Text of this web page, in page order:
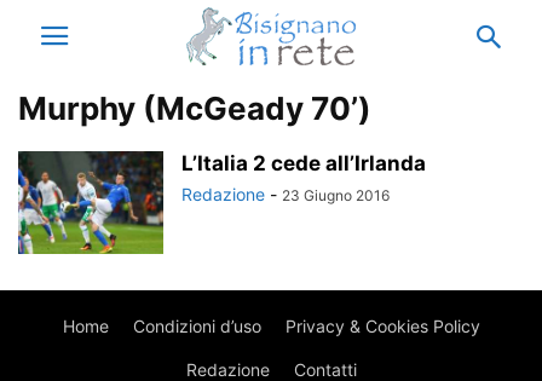
Murphy (McGeady 70’)
L’Italia 2 cede all’Irlanda
Redazione - 23 Giugno 2016
Home Condizioni d’uso Privacy & Cookies Policy
Redazione Contatti